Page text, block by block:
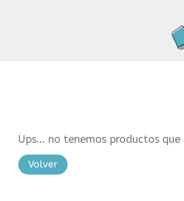
Ups... no tenemos productos
Volver